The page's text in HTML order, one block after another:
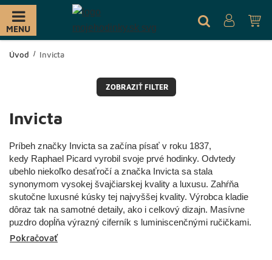
MENU
Úvod Invicta
ZOBRAZIŤ FILTER
Invicta
Príbeh značky Invicta sa začína písať v roku 1837,
kedy Raphael Picard vyrobil svoje prvé hodinky. Odvtedy
ubehlo niekoľko desaťročí a značka Invicta sa stala
synonymom vysokej švajčiarskej kvality a luxusu. Zahŕňa
skutočne luxusné kúsky tej najvyššej kvality. Výrobca kladie
dôraz tak na samotné detaily, ako i celkový dizajn. Masívne
puzdro dopĺňa výrazný ciferník s luminiscenčnými ručičkami.
Pokračovať